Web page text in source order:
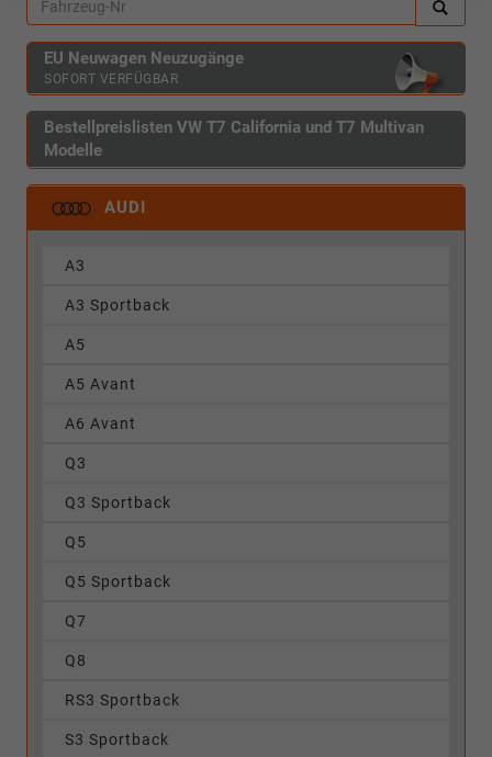
EU Neuwagen Neuzugänge
SOFORT VERFÜGBAR
Bestellpreislisten VW T7 California und T7 Multivan
Modelle
AUDI
A3
A3 Sportback
A5
A5 Avant
A6 Avant
Q3
Q3 Sportback
Q5
Q5 Sportback
Q7
Q8
RS3 Sportback
S3 Sportback